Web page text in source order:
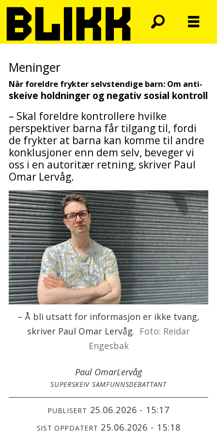
Meninger
Når foreldre frykter selvstendige barn: Om anti-
skeive holdninger og negativ sosial kontroll
– Skal foreldre kontrollere hvilke
perspektiver barna får tilgang til, fordi
de frykter at barna kan komme til andre
konklusjoner enn dem selv, beveger vi
oss i en autoritær retning, skriver Paul
Omar Lervåg.
– Å bli utsatt for informasjon er ikke tvang,
skriver Paul Omar Lervåg. Foto: Reidar
Engesbak
Paul OmarLervåg
SUPERSKEIV SAMFUNNSDEBATTANT
PUBLISERT 25.06.2026 - 15:17
SIST OPPDATERT 25.06.2026 - 15:18